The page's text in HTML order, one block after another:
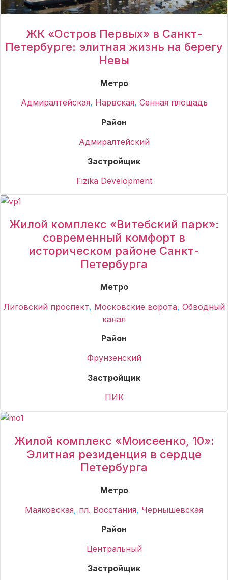
ЖК «Остров Первых» в Санкт-
Петербурге: элитная жизнь на берегу
Невы
Метро
Адмиралтейская, Нарвская, Сенная площадь
Район
Адмиралтейский
Застройщик
Fizika Development
Жилой комплекс «Витебский парк»:
современный комфорт в
историческом районе Санкт-
Петербурга
Метро
Лиговский проспект, Московские ворота, Обводный
канал
Район
Фрунзенский
Застройщик
ПИК
Жилой комплекс «Моисеенко, 10»:
Элитная резиденция в сердце
Петербурга
Метро
Маяковская, пл. Восстания, Чернышевская
Район
Центральный
Застройщик